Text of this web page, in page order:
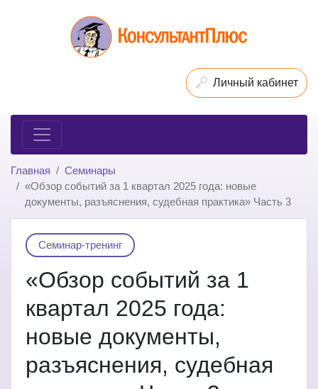
Личный кабинет
Главная
Семинары
«Обзор событий за 1 квартал 2025 года: новые
документы, разъяснения, судебная практика» Часть 3
Семинар-тренинг
«Обзор событий за 1
квартал 2025 года:
новые документы,
разъяснения, судебная